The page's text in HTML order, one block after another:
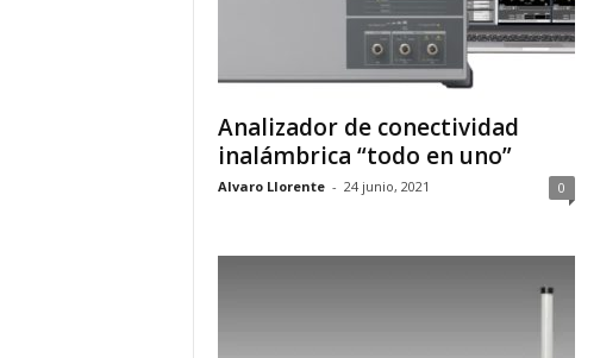
Analizador de conectividad
inalámbrica “todo en uno”
Alvaro Llorente - 24 junio, 2021 0